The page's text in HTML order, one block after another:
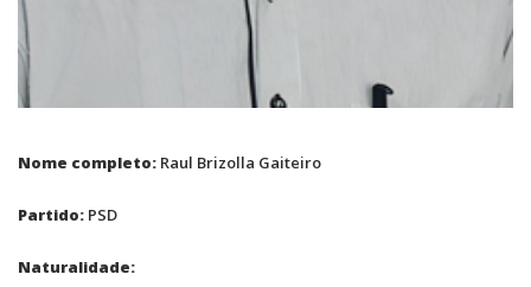
Nome completo: Raul Brizolla Gaiteiro
Partido: PSD
Naturalidade: